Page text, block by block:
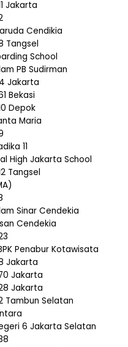
Jakarta
Cendikia
Tangsel
School
PB Sudirman
Jakarta
Bekasi
Depok
Maria
11
High Jakarta School
Tangsel
Sinar Cendekia
Cendekia
Penabur Kotawisata
Jakarta
Jakarta
Jakarta
Tambun Selatan
6 Jakarta Selatan